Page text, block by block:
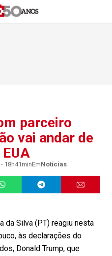
parceiro
vai andar de
18h41minEmNotícias
da Silva (PT) reagiu nesta
às declarações do
Donald Trump, que